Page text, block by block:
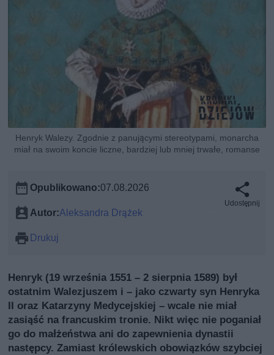
Henryk Walezy. Zgodnie z panującymi stereotypami, monarcha
miał na swoim koncie liczne, bardziej lub mniej trwałe, romanse
Opublikowano:07.08.2026
Autor:Aleksandra Drążek
Drukuj
Udostępnij
Henryk (19 września 1551 – 2 sierpnia 1589) był
ostatnim Walezjuszem i – jako czwarty syn Henryka
II oraz Katarzyny Medycejskiej – wcale nie miał
zasiąść na francuskim tronie. Nikt więc nie poganiał
go do małżeństwa ani do zapewnienia dynastii
następcy. Zamiast królewskich obowiązków szybciej